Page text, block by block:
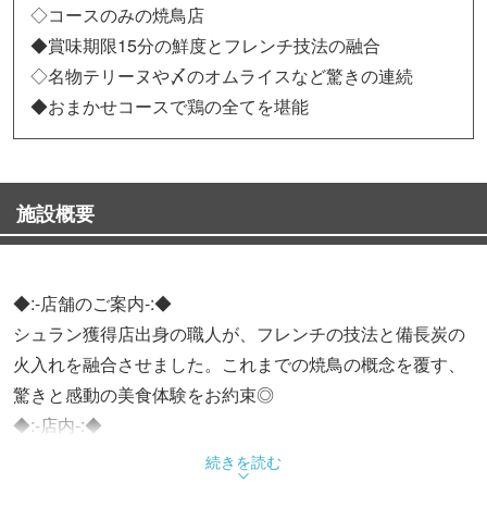
◇コースのみの焼鳥店
◆賞味期限15分の鮮度とフレンチ技法の融合
◇名物テリーヌや〆のオムライスなど驚きの連続
◆おまかせコースで鶏の全てを堪能
施設概要
◆:-店舗のご案内-:◆
シュラン獲得店出身の職人が、フレンチの技法と備長炭の
火入れを融合させました。これまでの焼鳥の概念を覆す、
驚きと感動の美食体験をお約束◎
◆:-店内-:◆
カウンター6席とテーブル1卓のみの「マイクロ店舗」。職
人の手元や炭火の揺らめきを間近で楽しめるカウンター席
続きを読む